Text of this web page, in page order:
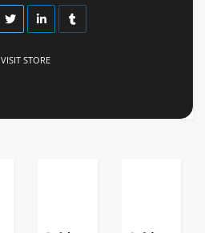
VISIT STORE